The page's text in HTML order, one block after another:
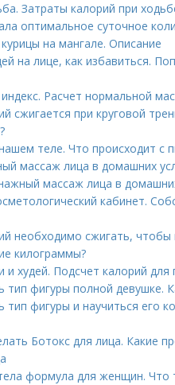
Затраты калорий при
оптимальное суточное
на мангале. Описание
на лице, как избавиться.
Расчет нормальной
сжигается при круговой
теле. Что происходит с
массаж лица в домашних
массаж лица в
кабинет.
необходимо сжигать,
килограммы?
и худей. Подсчет калорий для
тип фигуры полной девушке.
тип фигуры и научиться его
Ботокс для лица. Какие
формула для женщин. Что